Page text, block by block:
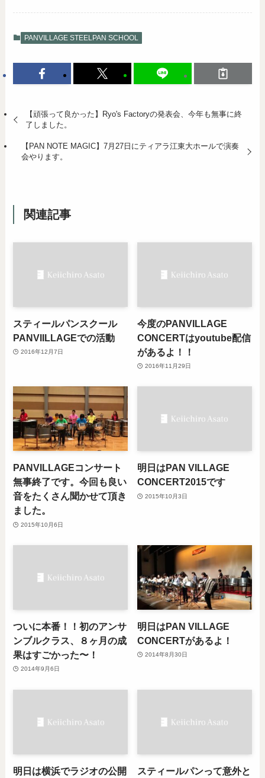
PANVILLAGE STEELPAN SCHOOL
【頑張って良かった】Ryo's Factoryの発表会、今年も無事に終
了しました。
【PAN NOTE MAGIC】7月27日にティアラ江東大ホールで演奏
会やります。
関連記事
スティールパンスクール
PANVIILLAGEでの活動
2016年12月7日
今度のPANVILLAGE
CONCERTはyoutube配信
があるよ！！
2016年11月29日
PANVILLAGEコンサート
無事終了です。今回も良い
音をたくさん聞かせて頂き
ました。
2015年10月6日
明日はPAN VILLAGE
CONCERT2015です
2015年10月3日
ついに本番！！初のアンサ
ンブルクラス、８ヶ月の成
果はすごかった〜！
2014年9月6日
明日はPAN VILLAGE
CONCERTがあるよ！
2014年8月30日
明日は横浜でラジオの公開
スティールパンって意外と